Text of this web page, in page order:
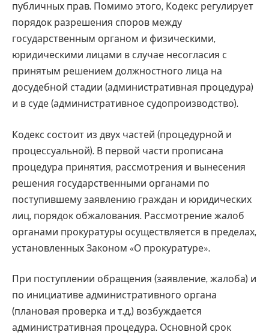
публичных прав. Помимо этого, Кодекс регулирует
порядок разрешения споров между
государственным органом и физическими,
юридическими лицами в случае несогласия с
принятым решением должностного лица на
досудебной стадии (административная процедура)
и в суде (административное судопроизводство).
Кодекс состоит из двух частей (процедурной и
процессуальной). В первой части прописана
процедура принятия, рассмотрения и вынесения
решения государственными органами по
поступившему заявлению граждан и юридических
лиц, порядок обжалования. Рассмотрение жалоб
органами прокуратуры осуществляется в пределах,
установленных Законом «О прокуратуре».
При поступлении обращения (заявление, жалоба) и
по инициативе административного органа
(плановая проверка и т.д.) возбуждается
административная процедура. Основной срок